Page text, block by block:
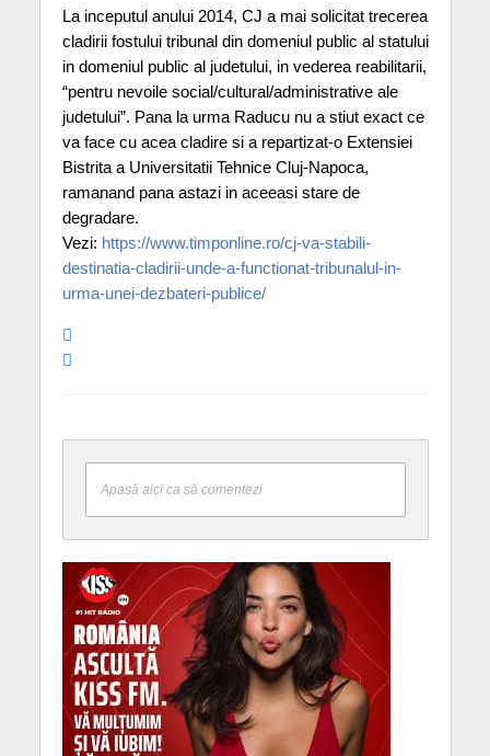
La inceputul anului 2014, CJ a mai solicitat trecerea
cladirii fostului tribunal din domeniul public al statului
in domeniul public al judetului, in vederea reabilitarii,
“pentru nevoile social/cultural/administrative ale
judetului”. Pana la urma Raducu nu a stiut exact ce
va face cu acea cladire si a repartizat-o Extensiei
Bistrita a Universitatii Tehnice Cluj-Napoca,
ramanand pana astazi in aceeasi stare de
degradare.
Vezi: https://www.timponline.ro/cj-va-stabili-
destinatia-cladirii-unde-a-functionat-tribunalul-in-
urma-unei-dezbateri-publice/
Apasă aici ca să comentezi